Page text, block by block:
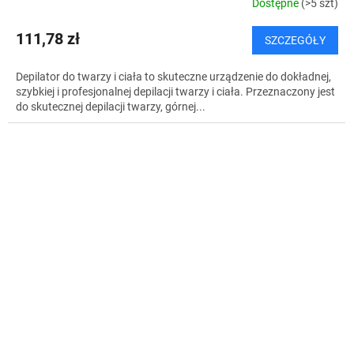
Dostępne (>5 szt)
111,78 zł SZCZEGÓŁY
Depilator do twarzy i ciała to skuteczne urządzenie do dokładnej,
szybkiej i profesjonalnej depilacji twarzy i ciała. Przeznaczony jest
do skutecznej depilacji twarzy, górnej...